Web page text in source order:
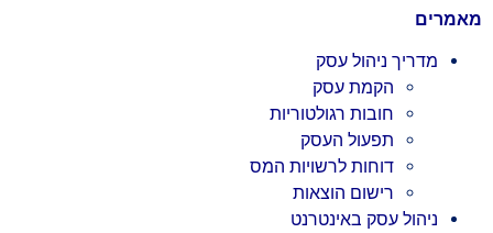
מאמרים
מדריך ניהול עסק
הקמת עסק
חובות רגולטוריות
תפעול העסק
דוחות לרשויות המס
רישום הוצאות
ניהול עסק באינטרנט